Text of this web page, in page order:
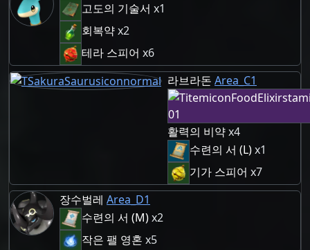
고도의 기술서 x1
회복약x2
테라 스피어 x6
라브라돈 Area_C1
활력의 비약x4
수련의 서 (L)x1
기가 스피어 x7
장수벌레 Area_D1
수련의 서 (M)x2
작은 팰 영혼 x5